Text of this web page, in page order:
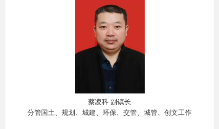
蔡凌科 副镇长
分管国土、规划、城建、环保、 交管、 城管、创文工作